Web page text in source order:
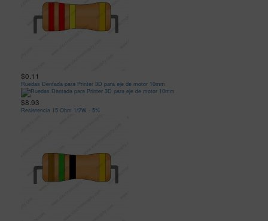
$0.11
Ruedas Dentada para Printer 3D para eje de motor 10mm
$8.93
Resistencia 15 Ohm 1/2W - 5%